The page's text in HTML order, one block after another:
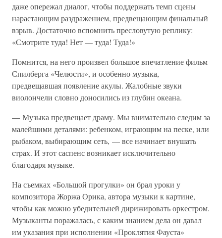
даже опережал диалог, чтобы поддержать темп сцены
нарастающим раздражением, предвещающим финальный
взрыв. Достаточно вспомнить пресловутую реплику:
«Смотрите туда! Нет — туда! Туда!»
Помнится, на него произвел большое впечатление фильм
Спилберга «Челюсти», и особенно музыка,
предвещавшая появление акулы. Жалобные звуки
виолончели словно доносились из глубин океана.
— Музыка предвещает драму. Мы внимательно следим за
малейшими деталями: ребенком, играющим на песке, или
рыбаком, выбирающим сеть, — все начинает внушать
страх. И этот саспенс возникает исключительно
благодаря музыке.
На съемках «Большой прогулки» он брал уроки у
композитора Жоржа Орика, автора музыки к картине,
чтобы как можно убедительней дирижировать оркестром.
Музыканты поражалась, с каким знанием дела он давал
им указания при исполнении «Проклятия Фауста»